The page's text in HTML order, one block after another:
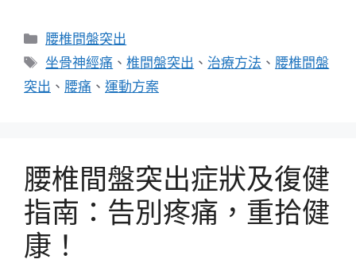
分
類
腰椎間盤突出
標
籤
坐骨神經痛 、椎間盤突出 、 治療方法 、 腰椎間盤
突出 、 腰痛 、 運動方案
腰椎間盤突出症狀及復健
指南：告別疼痛，重拾健
康！